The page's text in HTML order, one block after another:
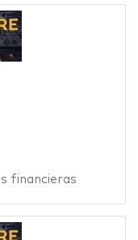
financieras